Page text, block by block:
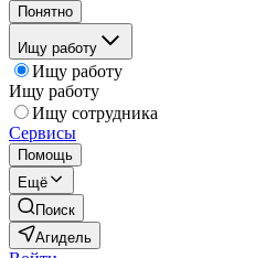
Понятно
Ищу работу
Ищу работу
Ищу работу
Ищу сотрудника
Сервисы
Помощь
Ещё
Поиск
Агидель